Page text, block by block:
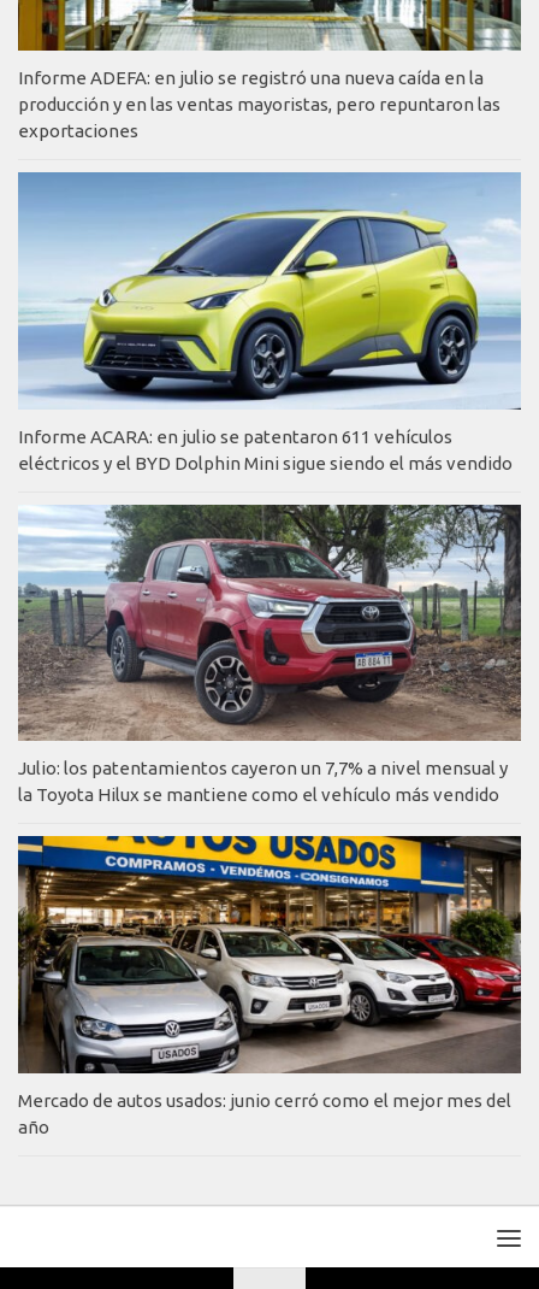
Informe ADEFA: en julio se registró una nueva caída en la
producción y en las ventas mayoristas, pero repuntaron las
exportaciones
Informe ACARA: en julio se patentaron 611 vehículos
eléctricos y el BYD Dolphin Mini sigue siendo el más vendido
Julio: los patentamientos cayeron un 7,7% a nivel mensual y
la Toyota Hilux se mantiene como el vehículo más vendido
Mercado de autos usados: junio cerró como el mejor mes del
año